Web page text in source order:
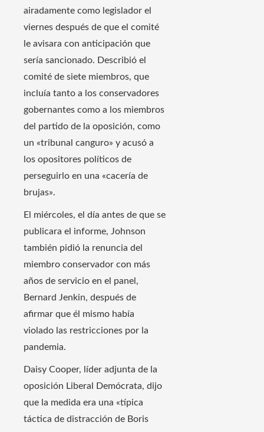
airadamente como legislador el
viernes después de que el comité
le avisara con anticipación que
sería sancionado. Describió el
comité de siete miembros, que
incluía tanto a los conservadores
gobernantes como a los miembros
del partido de la oposición, como
un «tribunal canguro» y acusó a
los opositores políticos de
perseguirlo en una «cacería de
brujas».
El miércoles, el día antes de que se
publicara el informe, Johnson
también pidió la renuncia del
miembro conservador con más
años de servicio en el panel,
Bernard Jenkin, después de
afirmar que él mismo había
violado las restricciones por la
pandemia.
Daisy Cooper, líder adjunta de la
oposición Liberal Demócrata, dijo
que la medida era una «típica
táctica de distracción de Boris